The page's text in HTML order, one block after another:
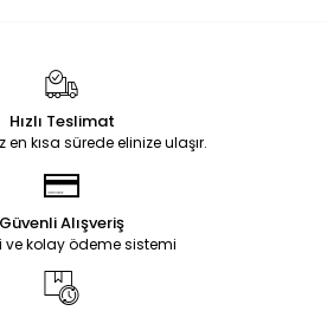
Hızlı Teslimat
en kısa sürede elinize ulaşır.
Güvenli Alışveriş
ve kolay ödeme sistemi